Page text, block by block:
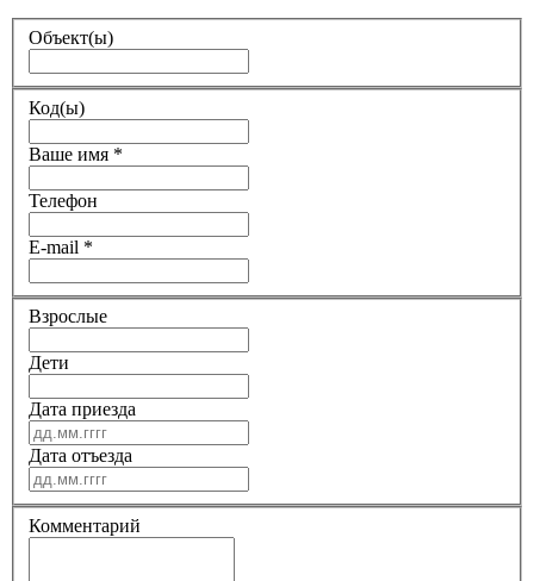
Объект(ы)
Код(ы)
Ваше имя *
Телефон
E-mail *
Взрослые
Дети
Дата приезда
Дата отъезда
Комментарий